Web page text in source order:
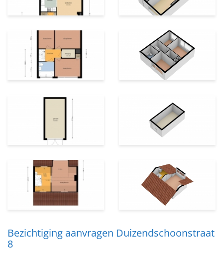
Bezichtiging aanvragen Duizendschoonstraat
8